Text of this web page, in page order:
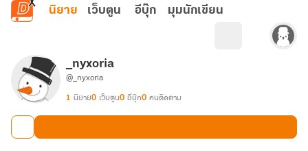
ข้ามไปยังเนื้อหาหลัก
นิยาย เว็บตูน อีบุ๊ก มุมนักเขียน
_nyxoria
@_nyxoria
1 นิยาย0 เว็บตูน0 อีบุ๊ก0 คนติดตาม